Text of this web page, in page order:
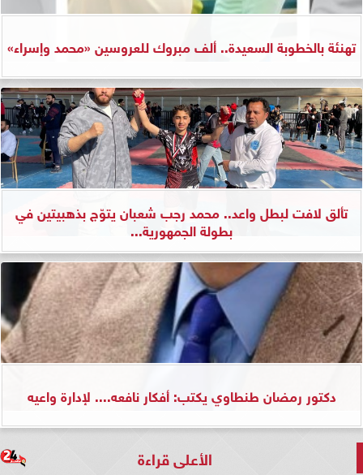
تهنئة بالخطوبة السعيدة.. ألف مبروك للعروسين «محمد وإسراء»
تألق لافت لبطل واعد.. محمد رجب شعبان يتوّج بذهبيتين في
بطولة الجمهورية...
دكتور رمضان طنطاوي يكتب: أفكار نافعه.... لإدارة واعيه
الأعلى قراءة